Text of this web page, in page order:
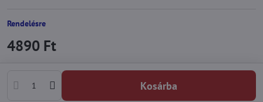
Rendelésre
4890 Ft
Kosárba